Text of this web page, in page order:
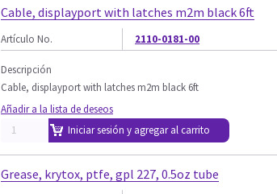
Cable, displayport with latches m2m black 6ft
Artículo No. 2110-0181-00
Descripción
Cable, displayport with latches m2m black 6ft
Añadir a la lista de deseos
Iniciar sesión y agregar al carrito
Grease, krytox, ptfe, gpl 227, 0.5oz tube